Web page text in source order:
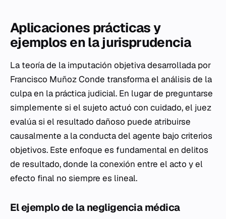
Aplicaciones prácticas y
ejemplos en la jurisprudencia
La teoría de la imputación objetiva desarrollada por
Francisco Muñoz Conde transforma el análisis de la
culpa en la práctica judicial. En lugar de preguntarse
simplemente si el sujeto actuó con cuidado, el juez
evalúa si el resultado dañoso puede atribuirse
causalmente a la conducta del agente bajo criterios
objetivos. Este enfoque es fundamental en delitos
de resultado, donde la conexión entre el acto y el
efecto final no siempre es lineal.
El ejemplo de la negligencia médica